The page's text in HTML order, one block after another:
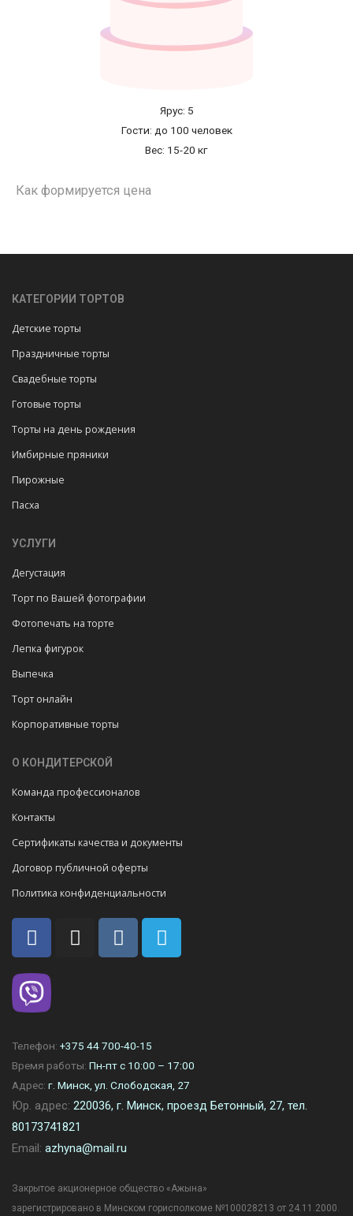
Ярус: 5
Гости: до 100 человек
Вес: 15-20 кг
Как формируется цена
КАТЕГОРИИ ТОРТОВ
Детские торты
Праздничные торты
Свадебные торты
Готовые торты
Торты на день рождения
Имбирные пряники
Пирожные
Пасха
УСЛУГИ
Дегустация
Торт по Вашей фотографии
Фотопечать на торте
Лепка фигурок
Выпечка
Торт онлайн
Корпоративные торты
О КОНДИТЕРСКОЙ
Команда профессионалов
Контакты
Сертификаты качества и документы
Договор публичной оферты
Политика конфиденциальности
Телефон: +375 44 700-40-15
Время работы: Пн-пт с 10:00 – 17:00
Адрес: г. Минск, ул. Слободская, 27
Юр. адрес: 220036, г. Минск, проезд Бетонный, 27, тел.
80173741821
Email: azhyna@mail.ru
Закрытое акционерное общество «Ажына»
зарегистрировано в Минском горисполкоме №100028213 от 24.11.2000.